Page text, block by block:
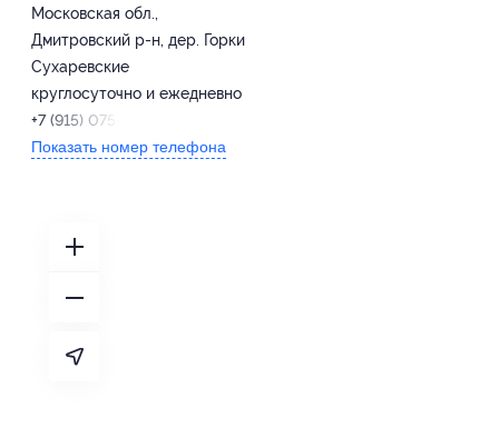
Московская обл.,
Дмитровский р-н, дер. Горки
Сухаревские
круглосуточно и ежедневно
+7 (915) 075-02-01
Показать номер телефона